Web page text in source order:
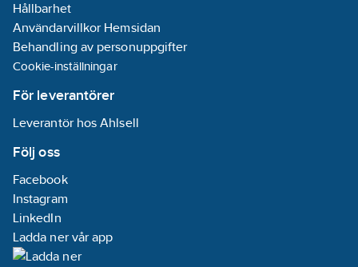
RT - Total
värmeåtervinnare.
Återvinning på 100%.
TX - Komponent med
ytbehandlade
TXB -
Epoxibehandlade
kylflänsar
PS - Enkel
cirkulationspump.
PSI - Enkel inverter-
cirkulationspump.
PD - Dubbel
Hållbarhet
Användarvillkor Hemsidan
Behandling av personuppgifter
Cookie-inställningar
För leverantörer
Leverantör hos Ahlsell
Följ oss
Facebook
Instagram
LinkedIn
Ladda ner vår app